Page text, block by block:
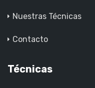
Nuestras Técnicas
Contacto
Técnicas